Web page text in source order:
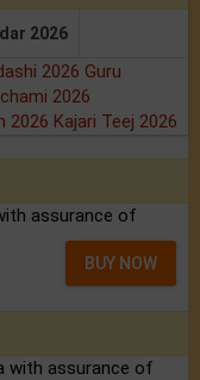
2026
2026 Guru
2026
2026 Kajari Teej 2026
assurance of
BUY NOW
with assurance of